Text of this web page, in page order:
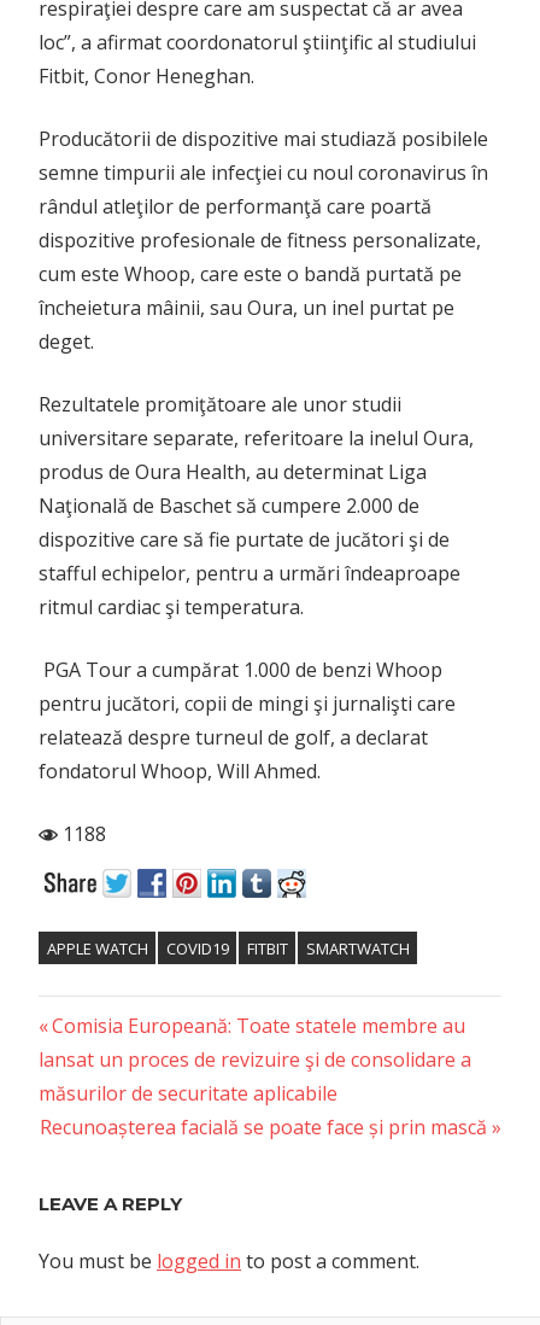
respiraţiei despre care am suspectat că ar avea
loc”, a afirmat coordonatorul ştiinţific al studiului
Fitbit, Conor Heneghan.
Producătorii de dispozitive mai studiază posibilele
semne timpurii ale infecţiei cu noul coronavirus în
rândul atleţilor de performanţă care poartă
dispozitive profesionale de fitness personalizate,
cum este Whoop, care este o bandă purtată pe
încheietura mâinii, sau Oura, un inel purtat pe
deget.
Rezultatele promiţătoare ale unor studii
universitare separate, referitoare la inelul Oura,
produs de Oura Health, au determinat Liga
Naţională de Baschet să cumpere 2.000 de
dispozitive care să fie purtate de jucători şi de
stafful echipelor, pentru a urmări îndeaproape
ritmul cardiac şi temperatura.
PGA Tour a cumpărat 1.000 de benzi Whoop
pentru jucători, copii de mingi şi jurnalişti care
relatează despre turneul de golf, a declarat
fondatorul Whoop, Will Ahmed.
1188
APPLE WATCH COVID19 FITBIT SMARTWATCH
Post
navigation
Previous
Post:
Comisia Europeană: Toate statele membre au
lansat un proces de revizuire şi de consolidare a
măsurilor de securitate aplicabile
Next
Recunoașterea facială se poate face și prin mască
LEAVE A REPLY
You must be logged in to post a comment.